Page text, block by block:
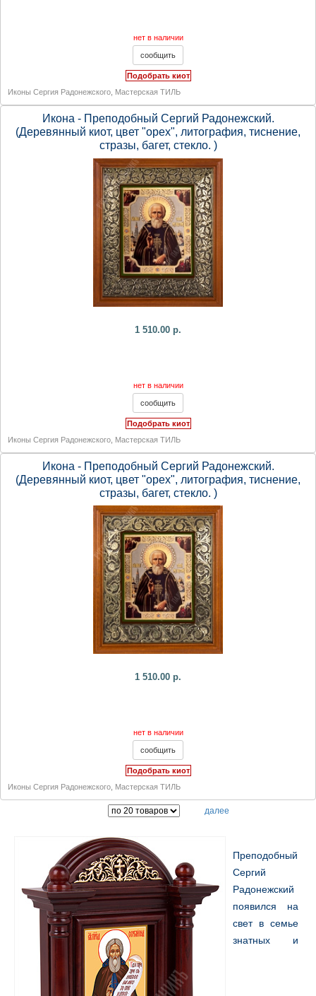
нет в наличии
Подобрать киот
Иконы Сергия Радонежского Мастерская ТИЛЬ
Икона - Преподобный Сергий Радонежский.
(Деревянный киот, цвет "орех", литография, тиснение,
стразы, багет, стекло. )
1 510.00 р.
нет в наличии
Подобрать киот
Иконы Сергия Радонежского Мастерская ТИЛЬ
Икона - Преподобный Сергий Радонежский.
(Деревянный киот, цвет "орех", литография, тиснение,
стразы, багет, стекло. )
1 510.00 р.
нет в наличии
Подобрать киот
Иконы Сергия Радонежского
Мастерская ТИЛЬ
далее
Преподобный
Сергий
Радонежский
появился на
свет в семье
знатных и